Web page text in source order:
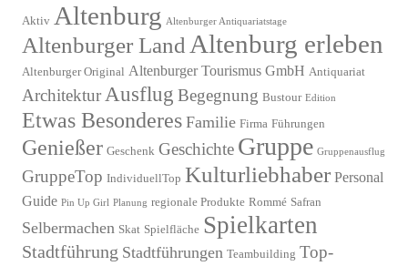
Aktiv Altenburg Altenburger Antiquariatstage
Altenburger Land Altenburg erleben
Altenburger Original Altenburger Tourismus GmbH Antiquariat
ArchitekturAusflug Begegnung Bustour Edition
Etwas Besonderes Familie Firma Führungen
Genießer Geschenk Geschichte Gruppe Gruppenausflug
GruppeTop IndividuellTop Kulturliebhaber Personal
Guide Pin Up Girl Planung regionale Produkte Rommé Safran
Selbermachen Skat Spielfläche Spielkarten
Stadtführung Stadtführungen Teambuilding Top-